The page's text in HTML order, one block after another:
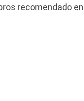
recomendado en